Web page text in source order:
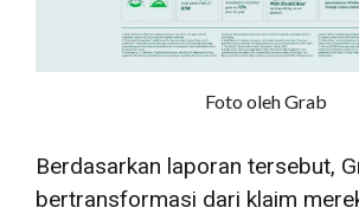
Foto oleh Grab
Berdasarkan laporan tersebut,
bertransformasi dari klaim